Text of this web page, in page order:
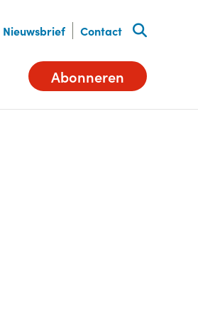
Nieuwsbrief Contact
Abonneren